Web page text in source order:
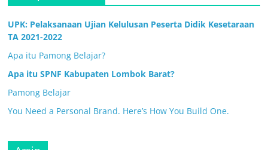
UPK: Pelaksanaan Ujian Kelulusan Peserta Didik Kesetaraan
TA 2021-2022
Apa itu Pamong Belajar?
Apa itu SPNF Kabupaten Lombok Barat?
Pamong Belajar
You Need a Personal Brand. Here’s How You Build One.